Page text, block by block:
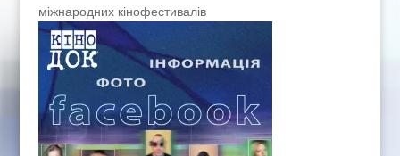
міжнародних кінофестивалів